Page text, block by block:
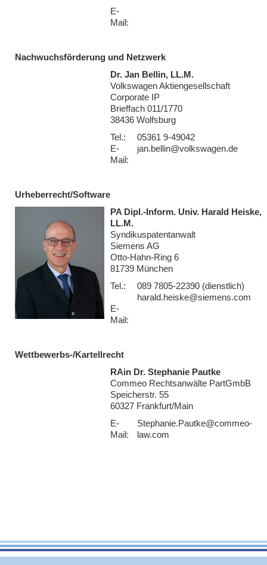
E-
Mail:
Nachwuchsförderung und Netzwerk
Dr. Jan Bellin, LL.M.
Volkswagen Aktiengesellschaft
Corporate IP
Brieffach 011/1770
38436 Wolfsburg
Tel.:
E-
Mail:
05361 9-49042
jan.bellin@volkswagen.de
Urheberrecht/Software
PA Dipl.-Inform. Univ. Harald Heiske,
LL.M.
Syndikuspatentanwalt
Siemens AG
Otto-Hahn-Ring 6
81739 München
Tel.:
E-
Mail:
089 7805-22390 (dienstlich)
harald.heiske@siemens.com
Wettbewerbs-/Kartellrecht
RAin Dr. Stephanie Pautke
Commeo Rechtsanwälte PartGmbB
Speicherstr. 55
60327 Frankfurt/Main
E-
Mail:
Stephanie.Pautke@commeo-
law.com